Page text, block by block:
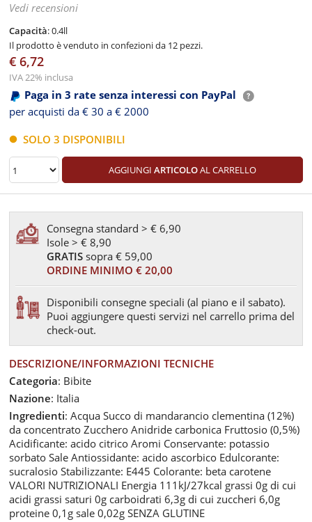
Vedi recensioni
Capacità: 0.4ll
Il prodotto è venduto in confezioni da 12 pezzi.
€ 6,72
IVA 22% inclusa
Paga in 3 rate senza interessi con PayPal
per acquisti da € 30 a € 2000
SOLO 3 DISPONIBILI
AGGIUNGI ARTICOLOAL CARRELLO
Consegna standard > € 6,90
Isole > € 8,90
GRATIS sopra € 59,00
ORDINE MINIMO € 20,00
Disponibili consegne speciali (al piano e il sabato).
Puoi aggiungere questi servizi nel carrello prima del
check-out.
DESCRIZIONE/INFORMAZIONI TECNICHE
Categoria: Bibite
Nazione: Italia
Ingredienti: Acqua Succo di mandarancio clementina (12%)
da concentrato Zucchero Anidride carbonica Fruttosio (0,5%)
Acidificante: acido citrico Aromi Conservante: potassio
sorbato Sale Antiossidante: acido ascorbico Edulcorante:
sucralosio Stabilizzante: E445 Colorante: beta carotene
VALORI NUTRIZIONALI Energia 111kJ/27kcal grassi 0g di cui
acidi grassi saturi 0g carboidrati 6,3g di cui zuccheri 6,0g
proteine 0,1g sale 0,02g SENZA GLUTINE